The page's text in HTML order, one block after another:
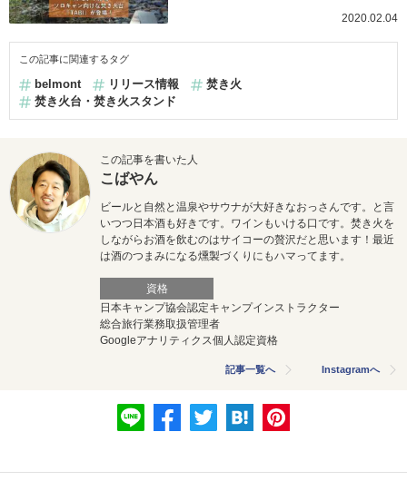
2020.02.04
この記事に関連するタグ
belmont リリース情報
焚き火
焚き火台・焚き火スタンド
この記事を書いた人
こばやん
ビールと自然と温泉やサウナが大好きなおっさんです。と言
いつつ日本酒も好きです。ワインもいける口です。焚き火を
しながらお酒を飲むのはサイコーの贅沢だと思います！最近
は酒のつまみになる燻製づくりにもハマってます。
資格
日本キャンプ協会認定キャンプインストラクター
総合旅行業務取扱管理者
Googleアナリティクス個人認定資格
記事一覧へ Instagramへ